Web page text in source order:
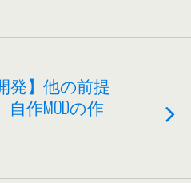
発】他の前提
自作MODの作